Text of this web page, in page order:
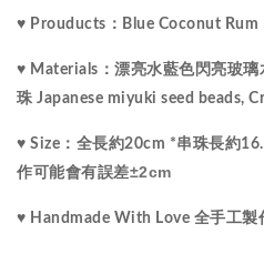
♥ Prouducts：Blue Coconut Rum
♥ Materials：漂亮水藍色閃亮玻璃
珠 Japanese miyuki seed beads,
♥ Size： 全長約20cm *串珠長約
作可能會有誤差±2cm
♥ Handmade With Love 全手工製